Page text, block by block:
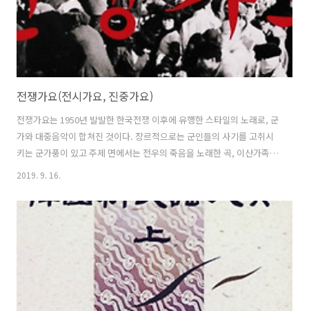
전쟁가요(전시가요, 진중가요)
전쟁가요는 1950년 발발한 한국전쟁 이후에 유행한 스타일의 노래로, 군
가와 대중음악이 합쳐진 것이다. 장르적으로는 군인들의 사기를 고취시
키는 군가풍이 있고 주제 면에서는 전우의 죽음을 노래한 곡, 이산가족의
비애를 노래한 곡, 전쟁의 아픔, 전선에서 꽃핀 인간적인 정서를 노래한
향, 반공사상과 국가안보를 중요시한 국가 정책에 힘입어 계속 오랫동안
다양한 형태로 등장하였다. 전선야곡 (유호 작사 / 박시춘 작곡) 굳세어라
금순아 (강사랑 작사 / 박시춘 작곡) 아내의 노래 (유호 작사 / 손목인 작
곡) 삼다도 소식 (유호 작사 / 박시춘 작곡) 전우야 잘 자라 (유호 작사 / 박
시춘 작곡) 6.25의 노래 (박두진 작사 / 김동진 작곡..
2019. 9. 16.